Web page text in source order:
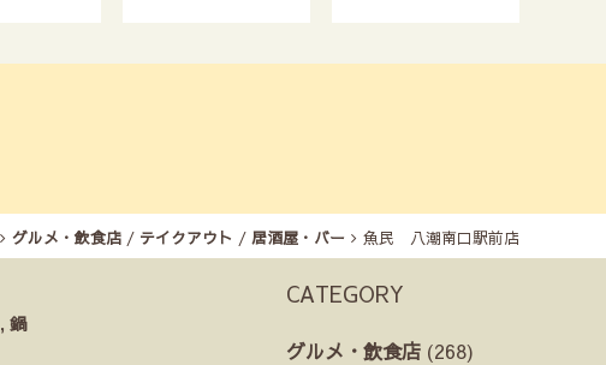
グルメ・飲食店 / テイクアウト / 居酒屋・バー 魚民 八潮南口駅前店
, 鍋
CATEGORY
グルメ・飲食店 (268)